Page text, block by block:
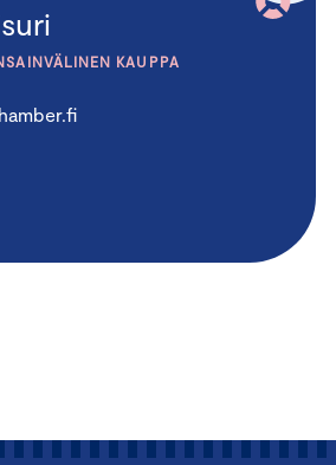
KAUPPA